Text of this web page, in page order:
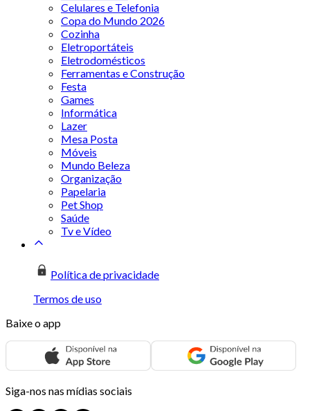
Celulares e Telefonia
Copa do Mundo 2026
Cozinha
Eletroportáteis
Eletrodomésticos
Ferramentas e Construção
Festa
Games
Informática
Lazer
Mesa Posta
Móveis
Mundo Beleza
Organização
Papelaria
Pet Shop
Saúde
Tv e Vídeo
Política de privacidade
Termos de uso
Baixe o app
Siga-nos nas mídias sociais